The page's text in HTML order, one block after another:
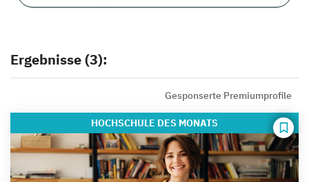
Ergebnisse (3):
Gesponserte Premiumprofile
HOCHSCHULE DES MONATS